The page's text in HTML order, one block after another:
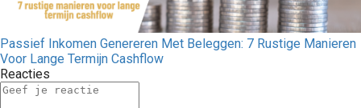
Passief Inkomen Genereren Met Beleggen: 7 Rustige Manieren
Voor Lange Termijn Cashflow
Reacties